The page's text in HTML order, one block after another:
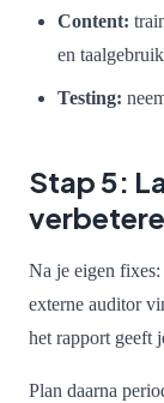
Content:
en taalgebruik
Testing:
Stap 5:
Na je eigen
externe auditor
het rapport geeft
Plan daarna